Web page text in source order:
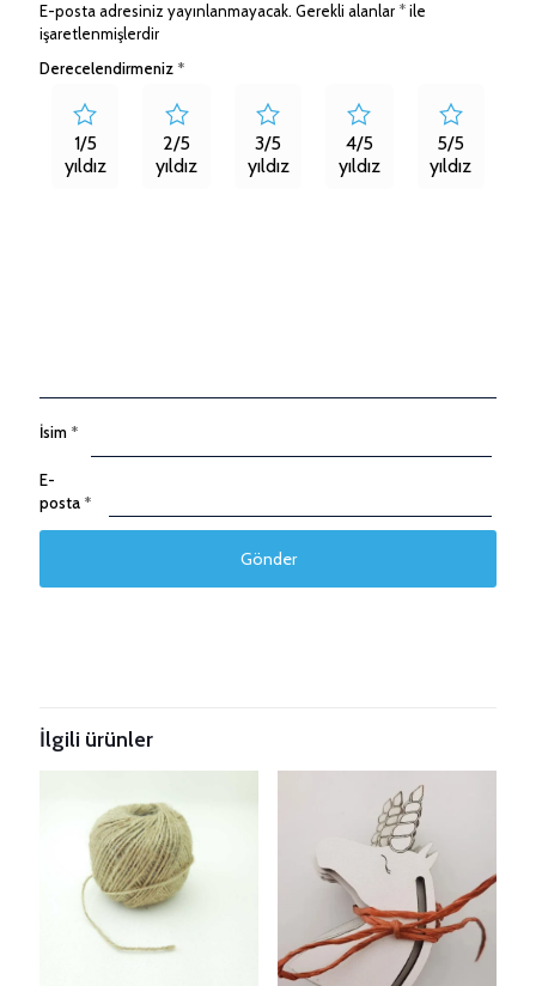
E-posta adresiniz yayınlanmayacak. Gerekli alanlar *ile
işaretlenmişlerdir
Derecelendirmeniz *
1/5
yıldız
2/5
yıldız
3/5
yıldız
4/5
yıldız
5/5
yıldız
İsim *
E-
posta *
İlgili ürünler